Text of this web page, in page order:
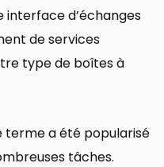
interface d’échanges
de services
type de boîtes à
terme a été popularisé
tâches.